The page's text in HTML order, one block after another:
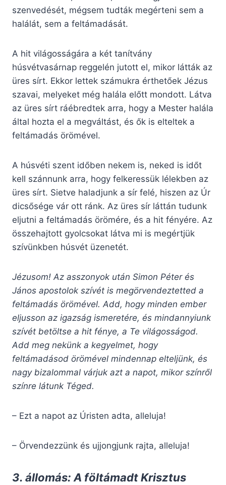
szenvedését, mégsem tudták megérteni sem a
halálát, sem a feltámadását.
A hit világosságára a két tanítvány
húsvétvasárnap reggelén jutott el, mikor látták az
üres sírt. Ekkor lettek számukra érthetőek Jézus
szavai, melyeket még halála előtt mondott. Látva
az üres sírt ráébredtek arra, hogy a Mester halála
által hozta el a megváltást, és ők is elteltek a
feltámadás örömével.
A húsvéti szent időben nekem is, neked is időt
kell szánnunk arra, hogy felkeressük lélekben az
üres sírt. Sietve haladjunk a sír felé, hiszen az Úr
dicsősége vár ott ránk. Az üres sír láttán tudunk
eljutni a feltámadás örömére, és a hit fényére. Az
összehajtott gyolcsokat látva mi is megértjük
szívünkben húsvét üzenetét.
Jézusom! Az asszonyok után Simon Péter és
János apostolok szívét is megörvendeztetted a
feltámadás örömével. Add, hogy minden ember
eljusson az igazság ismeretére, és mindannyiunk
szívét betöltse a hit fénye, a Te világosságod.
Add meg nekünk a kegyelmet, hogy
feltámadásod örömével mindennap elteljünk, és
nagy bizalommal várjuk azt a napot, mikor színről
színre látunk Téged.
– Ezt a napot az Úristen adta, alleluja!
– Örvendezzünk és ujjongjunk rajta, alleluja!
3. állomás: A föltámadt Krisztus